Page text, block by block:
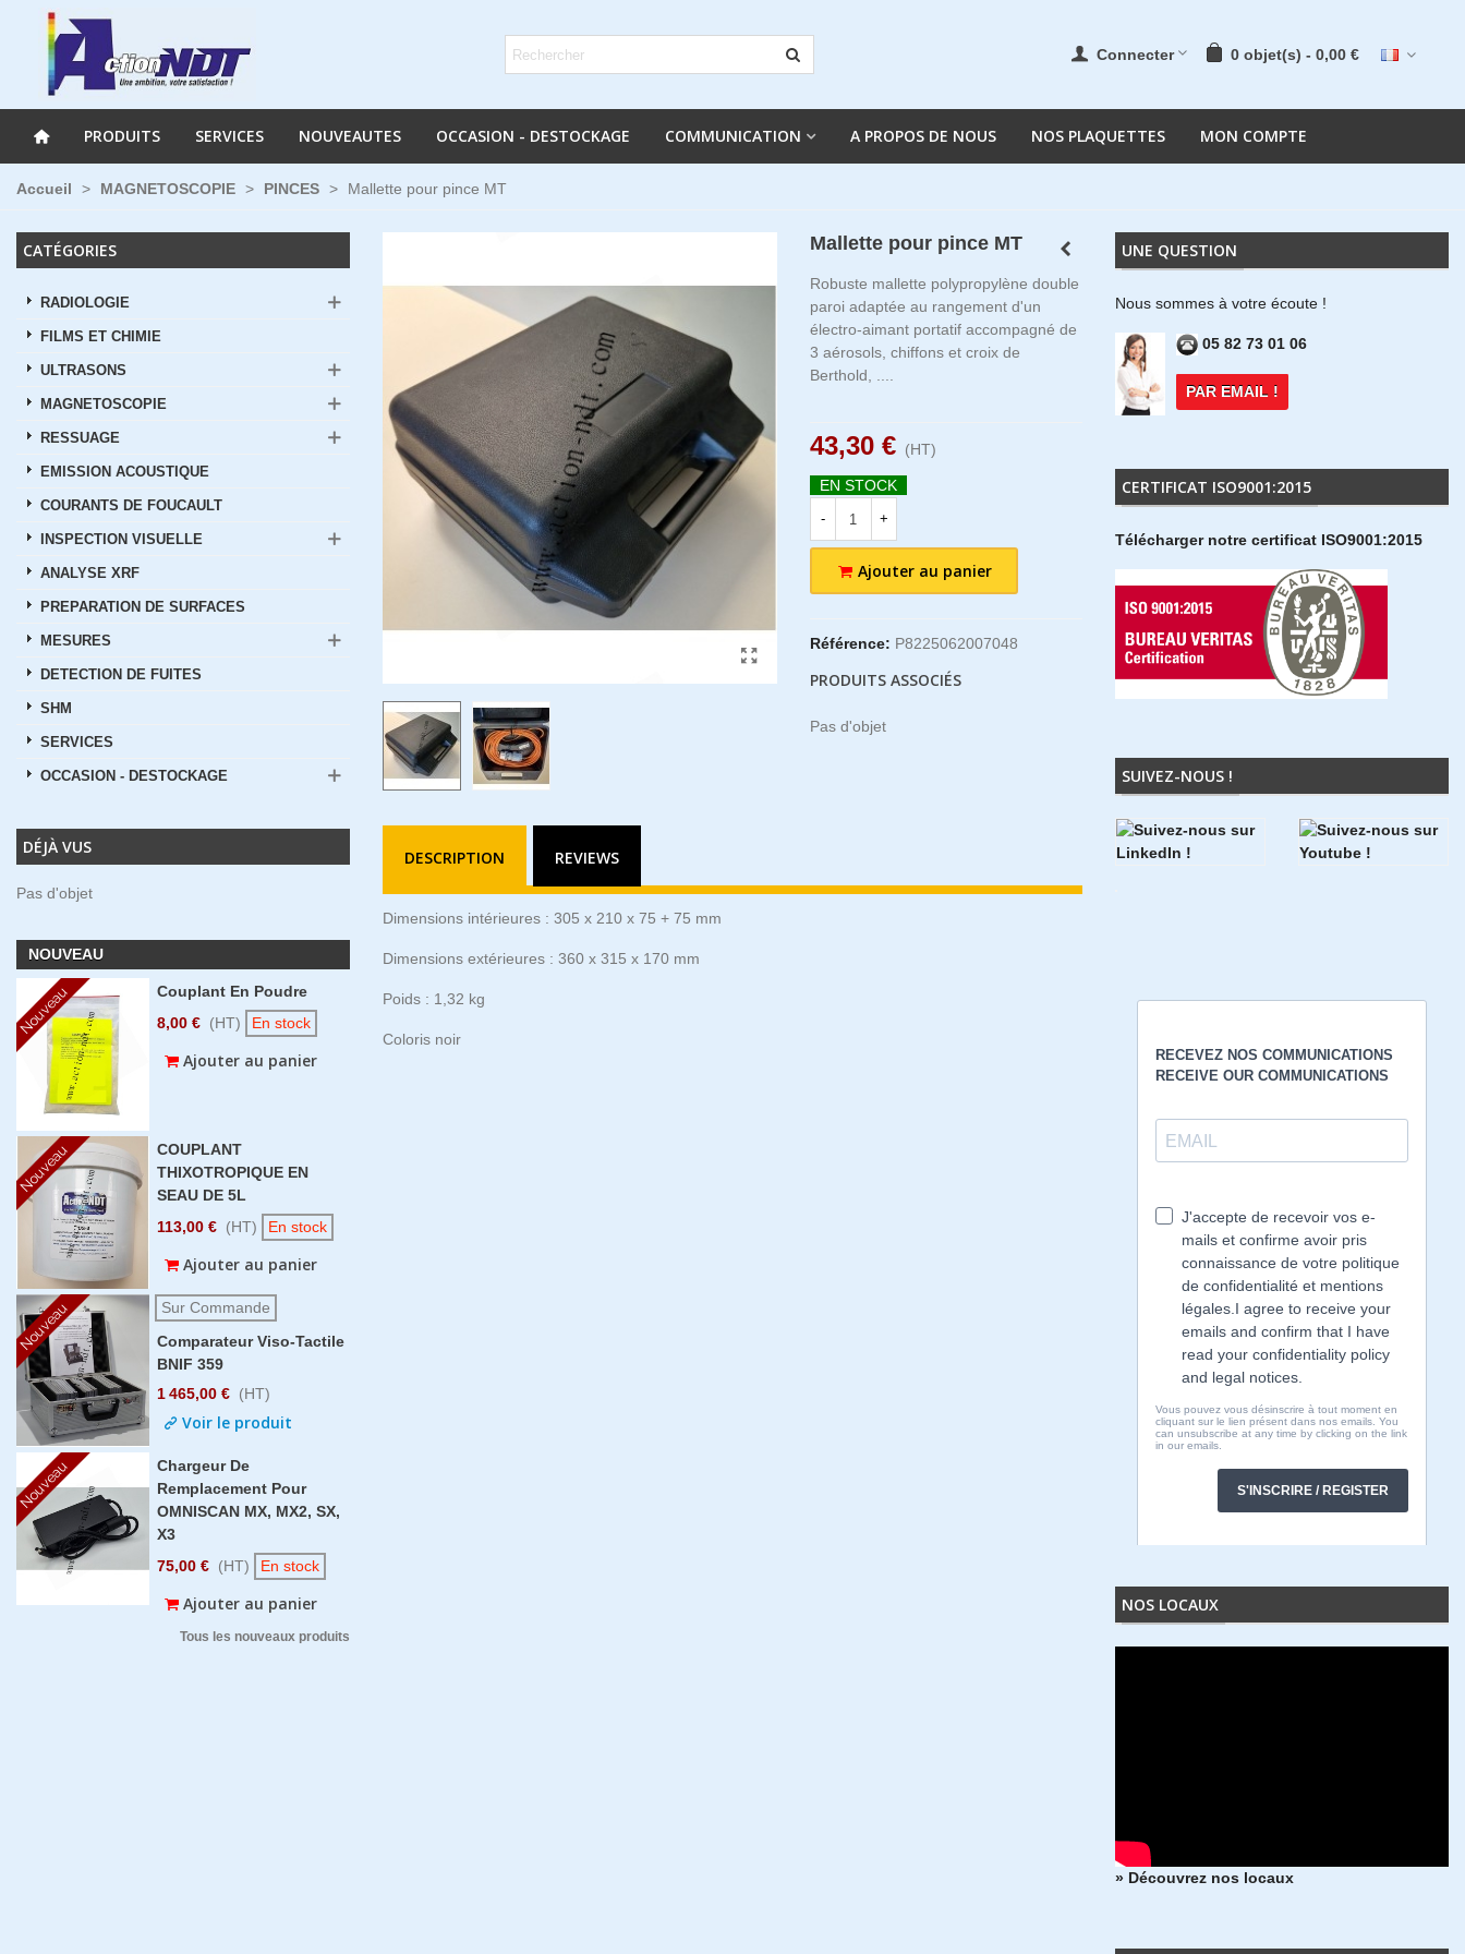
Connecter 0 objet(s) - 0,00 €
PRODUITS SERVICES NOUVEAUTES OCCASION - DESTOCKAGE COMMUNICATION A PROPOS DE NOUS NOS PLAQUETTES MON COMPTE
Accueil > MAGNETOSCOPIE > PINCES > Mallette pour pince MT
CATÉGORIES
RADIOLOGIE
FILMS ET CHIMIE
ULTRASONS
MAGNETOSCOPIE
RESSUAGE
EMISSION ACOUSTIQUE
COURANTS DE FOUCAULT
INSPECTION VISUELLE
ANALYSE XRF
PREPARATION DE SURFACES
MESURES
DETECTION DE FUITES
SHM
SERVICES
OCCASION - DESTOCKAGE
DÉJÀ VUS
Pas d'objet
NOUVEAU
Nouveau
Couplant En Poudre
8,00 € (HT) En stock
Ajouter au panier
Nouveau
COUPLANT
THIXOTROPIQUE EN
SEAU DE 5L
113,00 € (HT) En stock
Ajouter au panier
Nouveau
Sur Commande
Comparateur Viso-Tactile
BNIF 359
1 465,00 € (HT)
Voir le produit
Nouveau
Chargeur De
Remplacement Pour
OMNISCAN MX, MX2, SX,
X3
75,00 € (HT) En stock
Ajouter au panier
Tous les nouveaux produits
UNE QUESTION
Nous sommes à votre écoute !
05 82 73 01 06
PAR EMAIL !
CERTIFICAT ISO9001:2015
Télécharger notre certificat ISO9001:2015
SUIVEZ-NOUS !
NOS LOCAUX
» Découvrez nos locaux
Mallette pour pince MT
Robuste mallette polypropylène double
paroi adaptée au rangement d'un
électro-aimant portatif accompagné de
3 aérosols, chiffons et croix de
Berthold, ....
43,30 € (HT)
EN STOCK
- +
Ajouter au panier
Référence: P8225062007048
PRODUITS ASSOCIÉS
Pas d'objet
DESCRIPTION REVIEWS
Dimensions intérieures : 305 x 210 x 75 + 75 mm
Dimensions extérieures : 360 x 315 x 170 mm
Poids : 1,32 kg
Coloris noir